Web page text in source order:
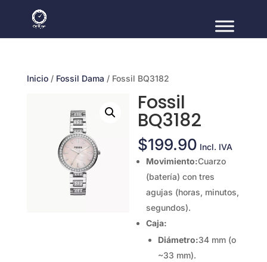
Inicio/ Fossil Dama / Fossil BQ3182
Fossil
BQ3182
$199.90 Incl. IVA
Movimiento:Cuarzo
(batería) con tres
agujas (horas, minutos,
segundos).
Caja:
Diámetro:34 mm (o
~33 mm).